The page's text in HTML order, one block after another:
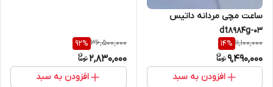
ساعت مچی مردانه داتیس
dt8984g-03
11,100,000
14%
9,490,000
افزودن به سبد
36,500,000
92%
2,830,000
افزودن به سبد